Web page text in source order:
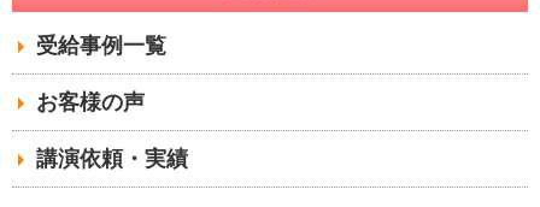
受給事例一覧
お客様の声
講演依頼・実績